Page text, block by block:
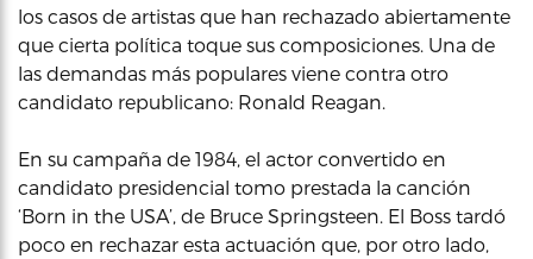
los casos de artistas que han rechazado abiertamente
que cierta política toque sus composiciones. Una de
las demandas más populares viene contra otro
candidato republicano: Ronald Reagan.
En su campaña de 1984, el actor convertido en
candidato presidencial tomo prestada la canción
‘Born in the USA’, de Bruce Springsteen. El Boss tardó
poco en rechazar esta actuación que, por otro lado,